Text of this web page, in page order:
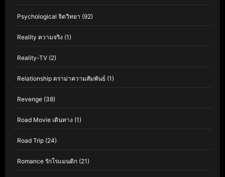
Psychological จิตวิทยา (92)
Reality ความจริง (1)
Reality-TV (2)
Relationship ดราม่าความสัมพันธ์ (1)
Revenge (38)
Road Movie เดินทาง (1)
Road Trip (24)
Romance รักโรแมนติก (21)